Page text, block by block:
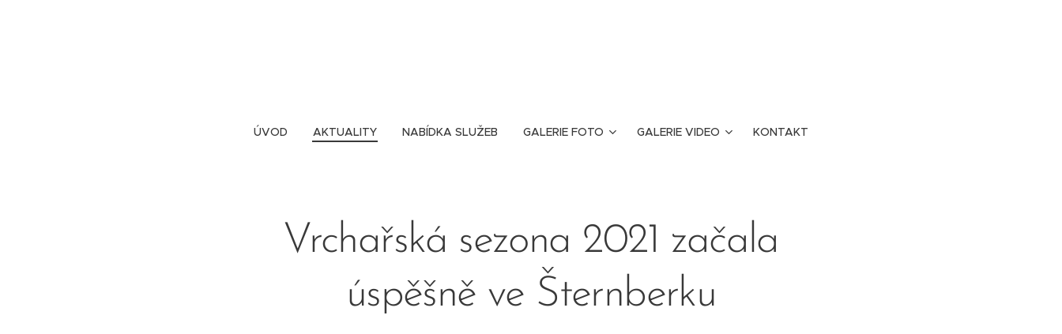
ÚVOD AKTUALITY NABÍDKA SLUŽEB GALERIE FOTO GALERIE VIDEO KONTAKT
Vrchařská sezona 2021 začala
úspěšně ve Šternberku